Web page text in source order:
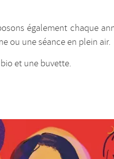
également chaque
ou une séance en plein air.
et une buvette.